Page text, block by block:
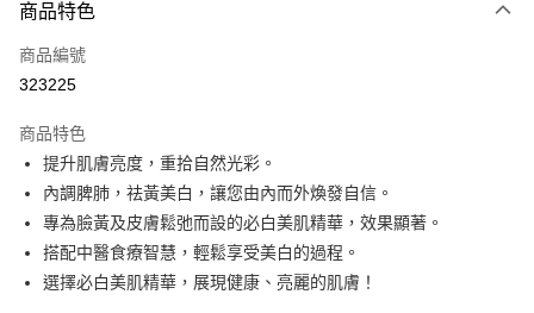
信用卡
Apple Pay
AlipayHK
WeChat Pay
其他轉帳方式
相關說明
商品特色
商品編號
323225
商品特色
提升肌膚亮度，重拾自然光彩。
內調脾肺，祛黃美白，讓您由內而外煥發自信。
專為臉黃及皮膚鬆弛而設的必白美肌精華，效果顯著。
搭配中醫食療智慧，輕鬆享受美白的過程。
選擇必白美肌精華，展現健康、亮麗的肌膚！